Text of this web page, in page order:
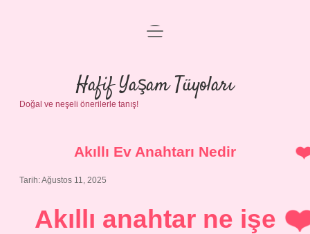
Anasayfa
Gizlilik Politikası
Yasal Uyarı
menüyü
Hafif Yaşam Tüyoları
Doğal ve neşeli önerilerle tanış!
Akıllı Ev Anahtarı Nedir
Tarih: Ağustos 11, 2025
Akıllı anahtar ne işe